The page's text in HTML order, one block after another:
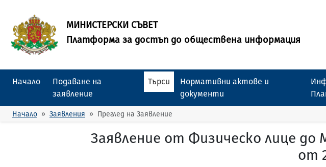
МИНИСТЕРСКИ СЪВЕТ
Платформа за достъп до обществена информация
Начало
Подаване на
заявление
Търси
Нормативни актове и
документи
Начало Заявления Преглед на Заявление
Заявление от Физическо лице
от